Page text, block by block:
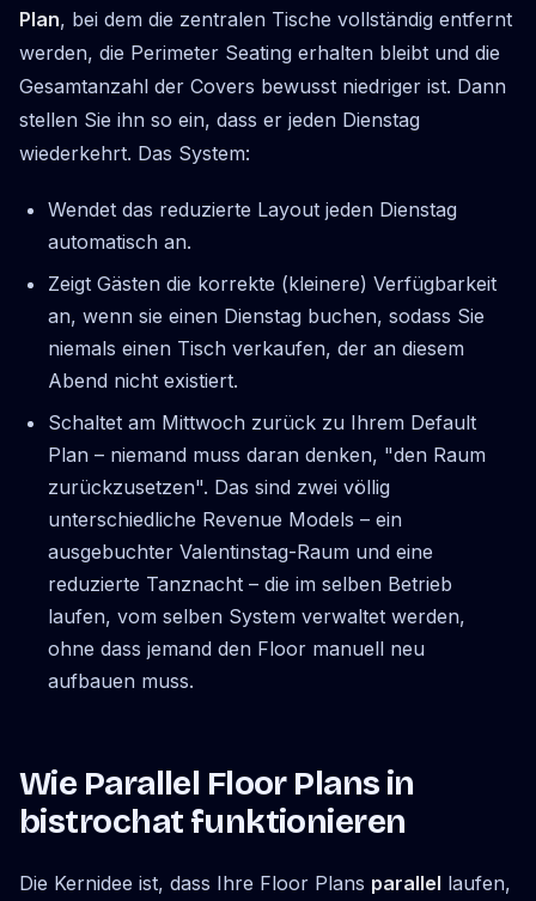
Plan, bei dem die zentralen Tische vollständig entfernt
werden, die Perimeter Seating erhalten bleibt und die
Gesamtanzahl der Covers bewusst niedriger ist. Dann
stellen Sie ihn so ein, dass er jeden Dienstag
wiederkehrt. Das System:
Wendet das reduzierte Layout jeden Dienstag
automatisch an.
Zeigt Gästen die korrekte (kleinere) Verfügbarkeit
an, wenn sie einen Dienstag buchen, sodass Sie
niemals einen Tisch verkaufen, der an diesem
Abend nicht existiert.
Schaltet am Mittwoch zurück zu Ihrem Default
Plan – niemand muss daran denken, "den Raum
zurückzusetzen". Das sind zwei völlig
unterschiedliche Revenue Models – ein
ausgebuchter Valentinstag-Raum und eine
reduzierte Tanznacht – die im selben Betrieb
laufen, vom selben System verwaltet werden,
ohne dass jemand den Floor manuell neu
aufbauen muss.
Wie Parallel Floor Plans in
bistrochat funktionieren
Die Kernidee ist, dass Ihre Floor Plans parallel laufen,